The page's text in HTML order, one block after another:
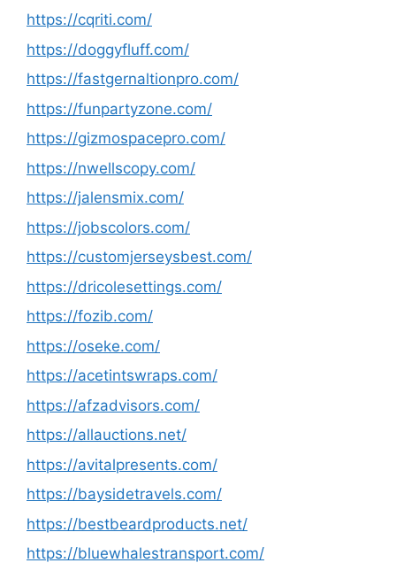
https://cqriti.com/
https://doggyfluff.com/
https://fastgernaltionpro.com/
https://funpartyzone.com/
https://gizmospacepro.com/
https://nwellscopy.com/
https://jalensmix.com/
https://jobscolors.com/
https://customjerseysbest.com/
https://dricolesettings.com/
https://fozib.com/
https://oseke.com/
https://acetintswraps.com/
https://afzadvisors.com/
https://allauctions.net/
https://avitalpresents.com/
https://baysidetravels.com/
https://bestbeardproducts.net/
https://bluewhalestransport.com/